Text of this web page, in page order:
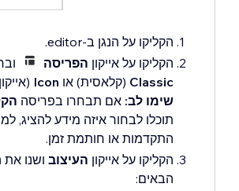
הקליקו על הנגן ב-editor.
הקליקו על אייקון הפריסה
Classic (קלאסית) או Icon
שימו לב: אם תבחרו בפריסה
תוכלו לבחור איזה מידע להציג,
התקדמות או חותמת זמן.
הקליקו על אייקון העיצוב ושנו
הבאים: